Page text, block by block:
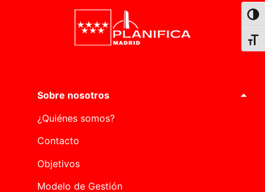
Sobre nosotros
¿Quiénes somos?
Contacto
Objetivos
Modelo de Gestión